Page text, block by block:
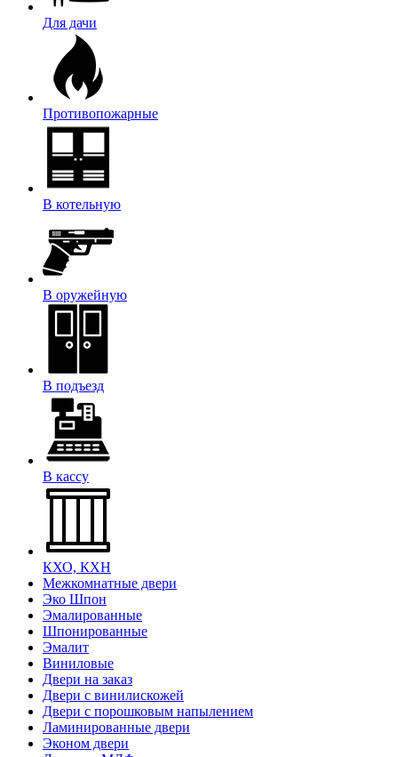
Для дачи
Противопожарные
В котельную
В оружейную
В подъезд
В кассу
КХО, КХН
Межкомнатные двери
Эко Шпон
Эмалированные
Шпонированные
Эмалит
Виниловые
Двери на заказ
Двери с винилискожей
Двери с порошковым напылением
Ламинированные двери
Эконом двери